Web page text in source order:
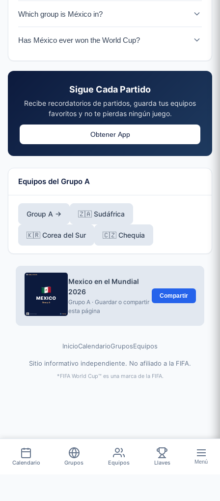
Sudáfrica in México City - the tournament's opening
match as co-hosts.
Which group is México in?
and a UEFA Playoff winner.
Has México ever won the World Cup?
Sigue Cada Partido
Recibe recordatorios de partidos, guarda tus equipos
favoritos y no te pierdas ningún juego.
Obtener App
Equipos del Grupo A
Group A → 🇿🇦 Sudáfrica
🇰🇷 Corea del Sur 🇨🇿 Chequia
Mexico en el Mundial
2026
Grupo A · Guardar o compartir
esta página
Compartir
InicioCalendarioGruposEquipos
Sitio informativo independiente. No afiliado a la FIFA.
*FIFA World Cup™ es una marca de la FIFA.
Calendario Grupos Equipos Llaves Menú